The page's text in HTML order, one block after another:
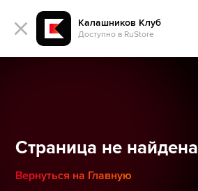
Калашников Клуб
Доступно в RuStore
Страница не найдена
Вернуться на Главную